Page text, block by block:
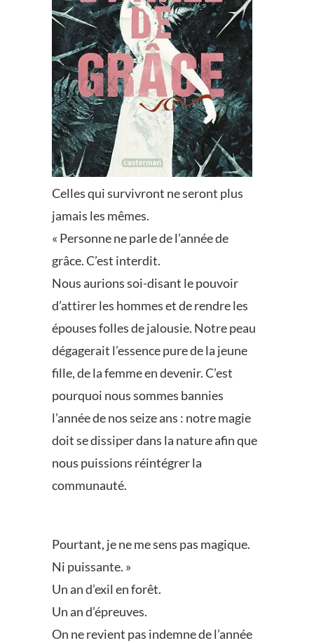
Celles qui survivront ne seront plus
jamais les mêmes.
« Personne ne parle de l’année de
grâce. C’est interdit.
Nous aurions soi-disant le pouvoir
d’attirer les hommes et de rendre les
épouses folles de jalousie. Notre peau
dégagerait l’essence pure de la jeune
fille, de la femme en devenir. C’est
pourquoi nous sommes bannies
l’année de nos seize ans : notre magie
doit se dissiper dans la nature afin que
nous puissions réintégrer la
communauté.
Pourtant, je ne me sens pas magique.
Ni puissante. »
Un an d’exil en forêt.
Un an d’épreuves.
On ne revient pas indemne de l’année